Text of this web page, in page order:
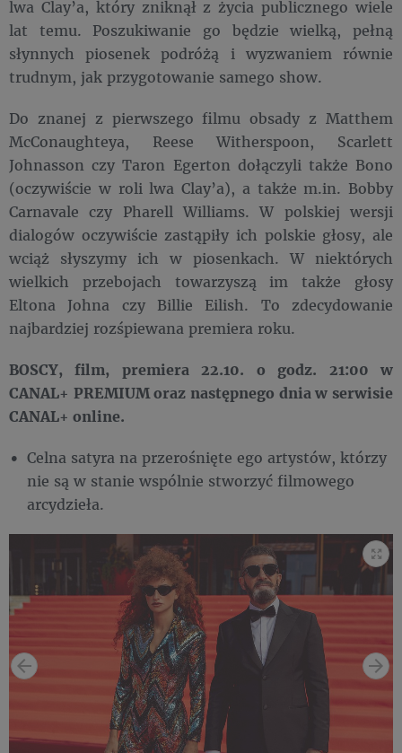
lwa Clay’a, który zniknął z życia publicznego wiele
lat temu. Poszukiwanie go będzie wielką, pełną
słynnych piosenek podróżą i wyzwaniem równie
trudnym, jak przygotowanie samego show.
Do znanej z pierwszego filmu obsady z Matthem
McConaughteya, Reese Witherspoon, Scarlett
Johnasson czy Taron Egerton dołączyli także Bono
(oczywiście w roli lwa Clay’a), a także m.in. Bobby
Carnavale czy Pharell Williams. W polskiej wersji
dialogów oczywiście zastąpiły ich polskie głosy, ale
wciąż słyszymy ich w piosenkach. W niektórych
wielkich przebojach towarzyszą im także głosy
Eltona Johna czy Billie Eilish. To zdecydowanie
najbardziej rozśpiewana premiera roku.
BOSCY, film, premiera 22.10. o godz. 21:00 w
CANAL+ PREMIUM oraz następnego dnia w serwisie
CANAL+ online.
Celna satyra na przerośnięte ego artystów, którzy
nie są w stanie wspólnie stworzyć filmowego
arcydzieła.